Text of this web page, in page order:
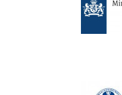
Image